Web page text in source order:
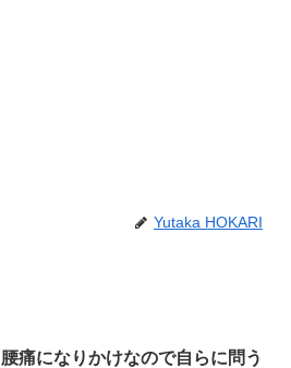
Yutaka HOKARI
腰痛になりかけなので自らに問う